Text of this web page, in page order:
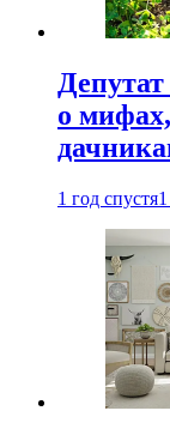
о
1 год спустя